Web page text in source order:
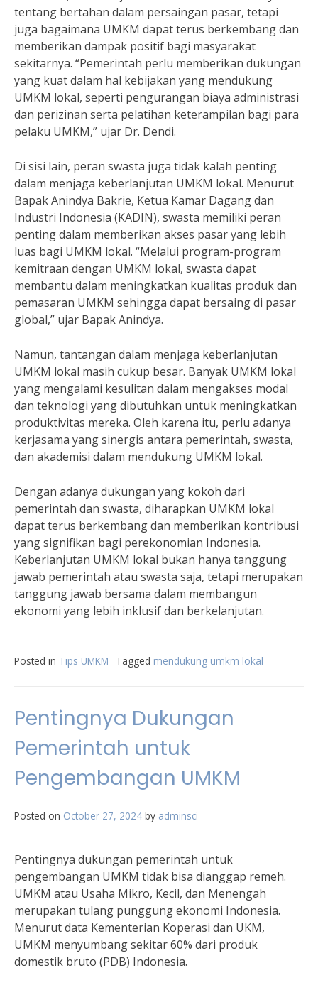
tentang bertahan dalam persaingan pasar, tetapi
juga bagaimana UMKM dapat terus berkembang dan
memberikan dampak positif bagi masyarakat
sekitarnya. “Pemerintah perlu memberikan dukungan
yang kuat dalam hal kebijakan yang mendukung
UMKM lokal, seperti pengurangan biaya administrasi
dan perizinan serta pelatihan keterampilan bagi para
pelaku UMKM,” ujar Dr. Dendi.
Di sisi lain, peran swasta juga tidak kalah penting
dalam menjaga keberlanjutan UMKM lokal. Menurut
Bapak Anindya Bakrie, Ketua Kamar Dagang dan
Industri Indonesia (KADIN), swasta memiliki peran
penting dalam memberikan akses pasar yang lebih
luas bagi UMKM lokal. “Melalui program-program
kemitraan dengan UMKM lokal, swasta dapat
membantu dalam meningkatkan kualitas produk dan
pemasaran UMKM sehingga dapat bersaing di pasar
global,” ujar Bapak Anindya.
Namun, tantangan dalam menjaga keberlanjutan
UMKM lokal masih cukup besar. Banyak UMKM lokal
yang mengalami kesulitan dalam mengakses modal
dan teknologi yang dibutuhkan untuk meningkatkan
produktivitas mereka. Oleh karena itu, perlu adanya
kerjasama yang sinergis antara pemerintah, swasta,
dan akademisi dalam mendukung UMKM lokal.
Dengan adanya dukungan yang kokoh dari
pemerintah dan swasta, diharapkan UMKM lokal
dapat terus berkembang dan memberikan kontribusi
yang signifikan bagi perekonomian Indonesia.
Keberlanjutan UMKM lokal bukan hanya tanggung
jawab pemerintah atau swasta saja, tetapi merupakan
tanggung jawab bersama dalam membangun
ekonomi yang lebih inklusif dan berkelanjutan.
Posted in Tips UMKM Tagged mendukung umkm lokal
Pentingnya Dukungan
Pemerintah untuk
Pengembangan UMKM
Posted on October 27, 2024 by adminsci
Pentingnya dukungan pemerintah untuk
pengembangan UMKM tidak bisa dianggap remeh.
UMKM atau Usaha Mikro, Kecil, dan Menengah
merupakan tulang punggung ekonomi Indonesia.
Menurut data Kementerian Koperasi dan UKM,
UMKM menyumbang sekitar 60% dari produk
domestik bruto (PDB) Indonesia.